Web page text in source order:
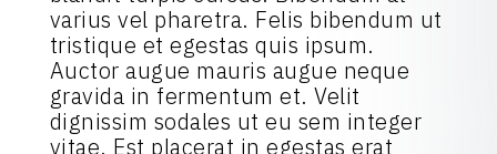
varius vel pharetra. Felis bibendum ut
tristique et egestas quis ipsum.
Auctor augue mauris augue neque
gravida in fermentum et. Velit
dignissim sodales ut eu sem integer
vitae. Est placerat in egestas erat